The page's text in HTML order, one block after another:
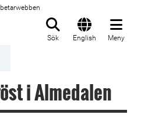
Sök English Meny
i Almedalen